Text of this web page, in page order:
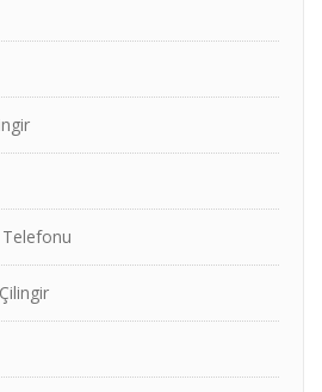
Telefonu